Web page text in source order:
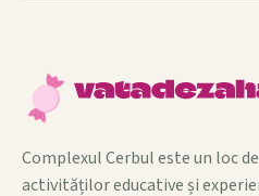
Complexul Cerbul este un loc
activităților educative și